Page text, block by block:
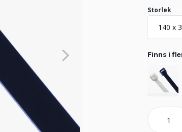
Storlek
Finns i